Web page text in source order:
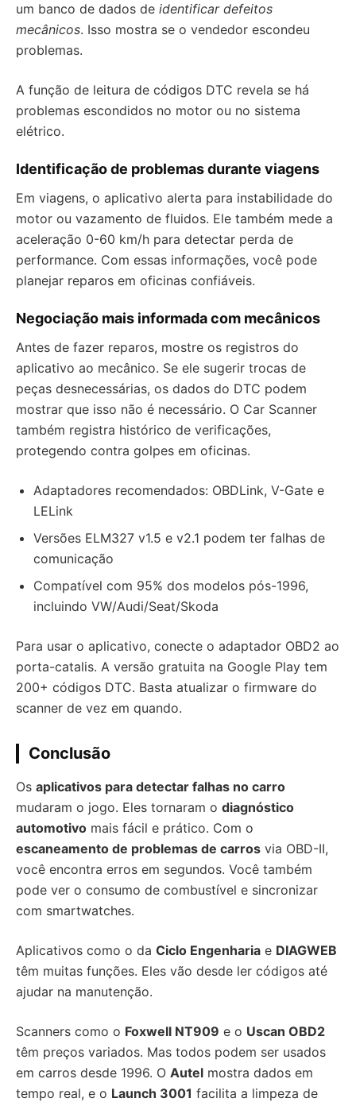
um banco de dados de identificar defeitos
mecânicos. Isso mostra se o vendedor escondeu
problemas.
A função de leitura de códigos DTC revela se há
problemas escondidos no motor ou no sistema
elétrico.
Identificação de problemas durante viagens
Em viagens, o aplicativo alerta para instabilidade do
motor ou vazamento de fluidos. Ele também mede a
aceleração 0-60 km/h para detectar perda de
performance. Com essas informações, você pode
planejar reparos em oficinas confiáveis.
Negociação mais informada com mecânicos
Antes de fazer reparos, mostre os registros do
aplicativo ao mecânico. Se ele sugerir trocas de
peças desnecessárias, os dados do DTC podem
mostrar que isso não é necessário. O Car Scanner
também registra histórico de verificações,
protegendo contra golpes em oficinas.
Adaptadores recomendados: OBDLink, V-Gate e
LELink
Versões ELM327 v1.5 e v2.1 podem ter falhas de
comunicação
Compatível com 95% dos modelos pós-1996,
incluindo VW/Audi/Seat/Skoda
Para usar o aplicativo, conecte o adaptador OBD2 ao
porta-catalis. A versão gratuita na Google Play tem
200+ códigos DTC. Basta atualizar o firmware do
scanner de vez em quando.
Conclusão
Os aplicativos para detectar falhas no carro
mudaram o jogo. Eles tornaram o diagnóstico
automotivo mais fácil e prático. Com o
escaneamento de problemas de carros via OBD-II,
você encontra erros em segundos. Você também
pode ver o consumo de combustível e sincronizar
com smartwatches.
Aplicativos como o da Ciclo Engenharia e DIAGWEB
têm muitas funções. Eles vão desde ler códigos até
ajudar na manutenção.
Scanners como o Foxwell NT909 e o Uscan OBD2
têm preços variados. Mas todos podem ser usados
em carros desde 1996. O Autel mostra dados em
tempo real, e o Launch 3001 facilita a limpeza de